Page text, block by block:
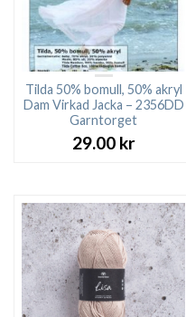
Tilda 50% bomull, 50% akryl
Dam Virkad Jacka – 2356DD
Garntorget
29.00 kr